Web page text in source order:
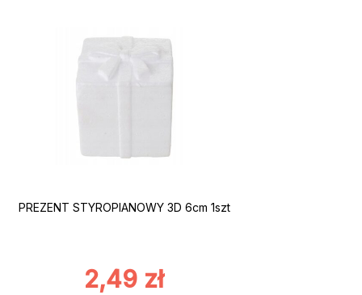
PREZENT STYROPIANOWY 3D 6cm 1szt
2,49 zł